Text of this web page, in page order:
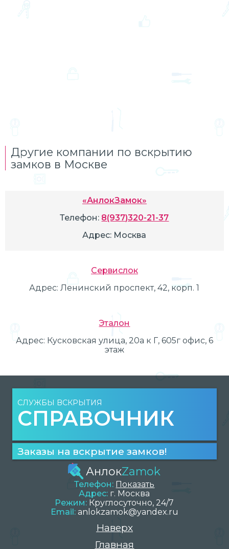
Другие компании по вскрытию
замков в Москве
«АнлокЗамок»
Телефон: 8(937)320-21-37
Адрес: Москва
Сервислок
Адрес: Ленинский проспект, 42, корп. 1
Эталон
Адрес: Кусковская улица, 20а к Г, 605г офис, 6
этаж
СЛУЖБЫ ВСКРЫТИЯ
СПРАВОЧНИК
Заказы на вскрытие замков!
АнлокZamok
Телефон: Показать
Адрес: г. Москва
Режим: Круглосуточно, 24/7
Email: anlokzamok@yandex.ru
Наверх
Главная